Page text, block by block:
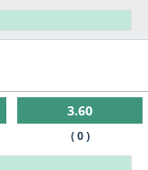
3.60
( 0 )